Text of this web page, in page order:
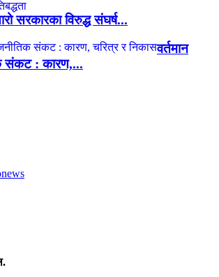
सरकारका विरुद्ध संघर्ष...
वर्तमान
संकट : कारण,...